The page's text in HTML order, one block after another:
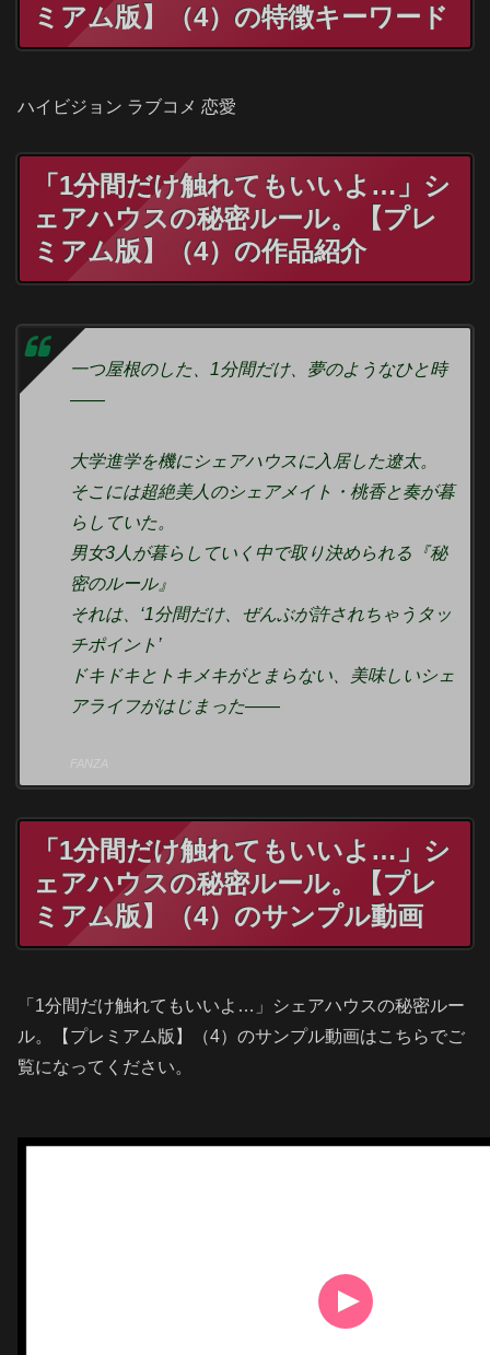
ミアム版】（4）の特徴キーワード
ハイビジョン ラブコメ 恋愛
「1分間だけ触れてもいいよ…」シ
ェアハウスの秘密ルール。【プレ
ミアム版】（4）の作品紹介
一つ屋根のした、1分間だけ、夢のようなひと時
――
大学進学を機にシェアハウスに入居した遼太。
そこには超絶美人のシェアメイト・桃香と奏が暮
らしていた。
男女3人が暮らしていく中で取り決められる『秘
密のルール』
それは、‘1分間だけ、ぜんぶが許されちゃうタッ
チポイント’
ドキドキとトキメキがとまらない、美味しいシェ
アライフがはじまった――
FANZA
「1分間だけ触れてもいいよ…」シ
ェアハウスの秘密ルール。【プレ
ミアム版】（4）のサンプル動画
「1分間だけ触れてもいいよ…」シェアハウスの秘密ルー
ル。【プレミアム版】（4）のサンプル動画はこちらでご
覧になってください。